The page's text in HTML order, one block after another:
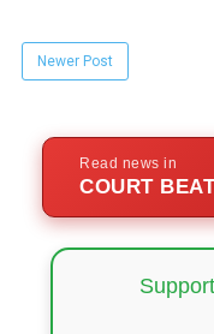
Newer Post
Read news in
COURT